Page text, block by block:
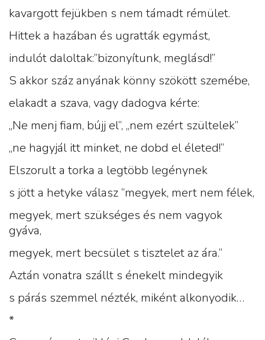
kavargott fejükben s nem támadt rémület.
Hittek a hazában és ugratták egymást,
indulót daloltak:”bizonyítunk, meglásd!”
S akkor száz anyának könny szökött szemébe,
elakadt a szava, vagy dadogva kérte:
„Ne menj fiam, bújj el”, „nem ezért szültelek”
„ne hagyjál itt minket, ne dobd el életed!”
Elszorult a torka a legtöbb legénynek
s jött a hetyke válasz ”megyek, mert nem félek,
megyek, mert szükséges és nem vagyok
gyáva,
megyek, mert becsület s tisztelet az ára.”
Aztán vonatra szállt s énekelt mindegyik
s párás szemmel nézték, miként alkonyodik…
­*